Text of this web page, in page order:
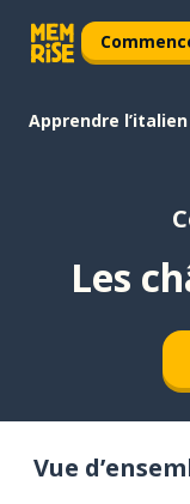
Apprendre l’italien
Les
Vue